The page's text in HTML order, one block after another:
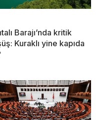
Barajı’nda kritik
Kuraklı yine kapıda